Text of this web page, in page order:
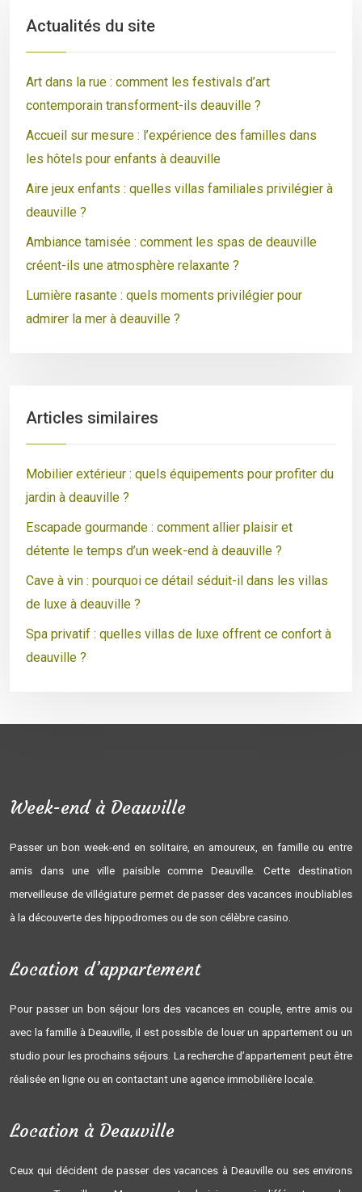
Actualités du site
Art dans la rue : comment les festivals d’art
contemporain transforment-ils deauville ?
Accueil sur mesure : l’expérience des familles dans
les hôtels pour enfants à deauville
Aire jeux enfants : quelles villas familiales privilégier à
deauville ?
Ambiance tamisée : comment les spas de deauville
créent-ils une atmosphère relaxante ?
Lumière rasante : quels moments privilégier pour
admirer la mer à deauville ?
Articles similaires
Mobilier extérieur : quels équipements pour profiter du
jardin à deauville ?
Escapade gourmande : comment allier plaisir et
détente le temps d’un week-end à deauville ?
Cave à vin : pourquoi ce détail séduit-il dans les villas
de luxe à deauville ?
Spa privatif : quelles villas de luxe offrent ce confort à
deauville ?
Week-end à Deauville
Passer un bon week-end en solitaire, en amoureux, en famille ou entre
amis dans une ville paisible comme Deauville. Cette destination
merveilleuse de villégiature permet de passer des vacances inoubliables
à la découverte des hippodromes ou de son célèbre casino.
Location d’appartement
Pour passer un bon séjour lors des vacances en couple, entre amis ou
avec la famille à Deauville, il est possible de louer un appartement ou un
studio pour les prochains séjours. La recherche d’appartement peut être
réalisée en ligne ou en contactant une agence immobilière locale.
Location à Deauville
Ceux qui décident de passer des vacances à Deauville ou ses environs